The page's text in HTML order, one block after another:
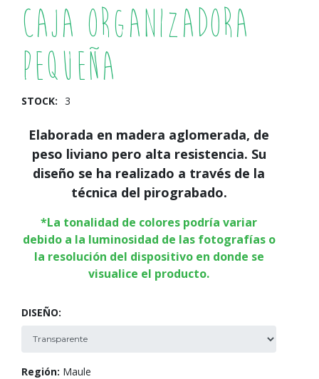
Caja Organizadora
Pequeña
STOCK: 3
Elaborada en madera aglomerada, de
peso liviano pero alta resistencia. Su
diseño se ha realizado a través de la
técnica del pirograbado.
*La tonalidad de colores podría variar
debido a la luminosidad de las fotografías o
la resolución del dispositivo en donde se
visualice el producto.
DISEÑO:
Región: Maule